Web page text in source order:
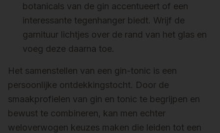
botanicals van de gin accentueert of een
interessante tegenhanger biedt. Wrijf de
garnituur lichtjes over de rand van het glas en
voeg deze daarna toe.
Het samenstellen van een gin-tonic is een
persoonlijke ontdekkingstocht. Door de
smaakprofielen van gin en tonic te begrijpen en
bewust te combineren, kan men echter
weloverwogen keuzes maken die leiden tot een